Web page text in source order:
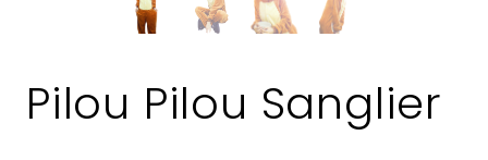
Pilou Pilou Sanglier